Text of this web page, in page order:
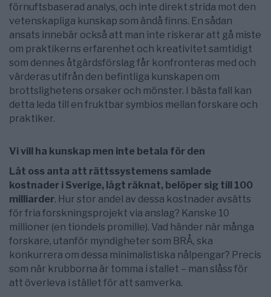
förnuftsbaserad analys, och inte direkt strida mot den
vetenskapliga kunskap som ändå finns. En sådan
ansats innebär också att man inte riskerar att gå miste
om praktikerns erfarenhet och kreativitet samtidigt
som dennes åtgärdsförslag får konfronteras med och
värderas utifrån den befintliga kunskapen om
brottslighetens orsaker och mönster. I bästa fall kan
detta leda till en fruktbar symbios mellan forskare och
praktiker.
Vi vill ha kunskap men inte betala för den
Låt oss anta att rättssystemens samlade
kostnader i Sverige, lågt räknat, belöper sig till 100
milliarder. Hur stor andel av dessa kostnader avsätts
för fria forskningsprojekt via anslag? Kanske 10
millioner (en tiondels promille). Vad händer när många
forskare, utanför myndigheter som BRÅ, ska
konkurrera om dessa minimalistiska nålpengar? Precis
som när krubborna är tomma i stallet – man slåss för
att överleva i stället för att samverka.